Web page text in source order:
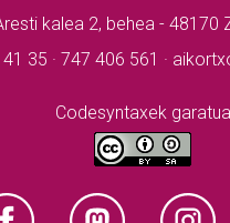
kalea 2, behea - 48170
35 · 747 406 561 ·
Codesyntaxek garatua